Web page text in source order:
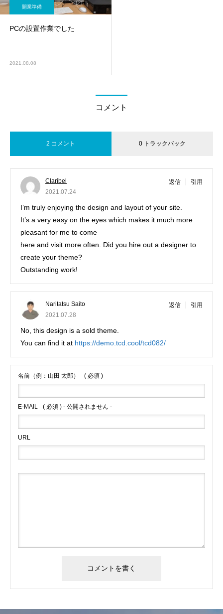
開業準備
PCの設置作業でした
2021.08.08
コメント
2 コメント 0 トラックバック
Claribel
2021.07.24
返信 引用
I’m truly enjoying the design and layout of your site.
It’s a very easy on the eyes which makes it much more
pleasant for me to come
here and visit more often. Did you hire out a designer to
create your theme?
Outstanding work!
Naritatsu Saito
2021.07.28
返信 引用
No, this design is a sold theme.
You can find it at https://demo.tcd.cool/tcd082/
名前（例：山田 太郎） ( 必須 )
E-MAIL ( 必須 ) - 公開されません -
URL